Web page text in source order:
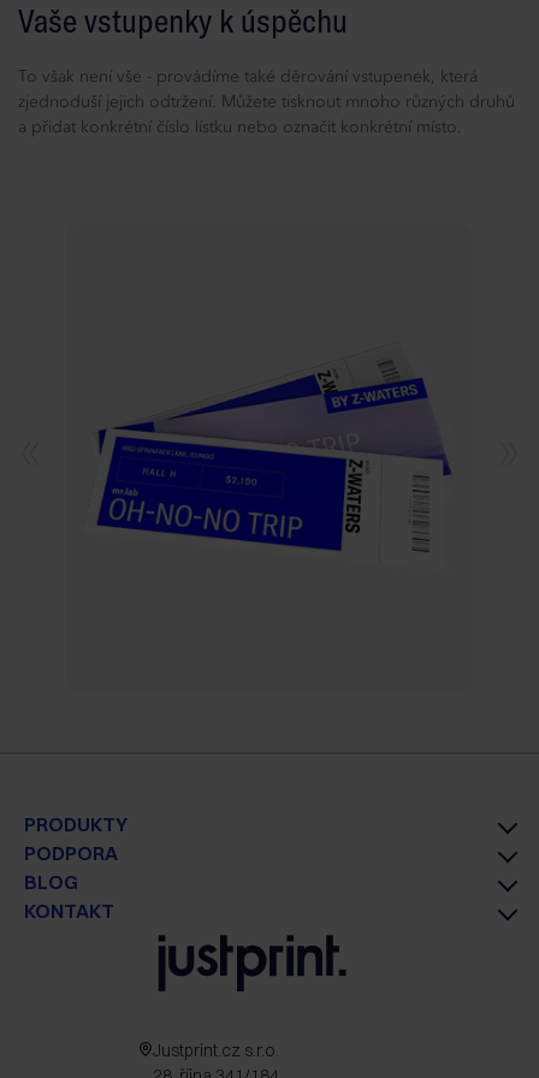
Vaše vstupenky k úspěchu
To však není vše - provádíme také děrování vstupenek, která
zjednoduší jejich odtržení. Můžete tisknout mnoho různých druhů
a přidat konkrétní číslo lístku nebo označit konkrétní místo.
PRODUKTY
PODPORA
BLOG
KONTAKT
Justprint.cz s.r.o.